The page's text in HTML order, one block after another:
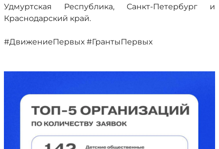
Удмуртская Республика, Санкт-Петербург и
Краснодарский край.
#ДвижениеПервых #ГрантыПервых